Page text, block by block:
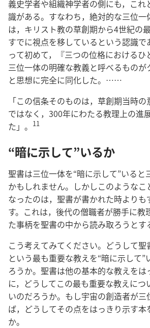
義史学者や組織神学者の側にも，これ
識がある。すなわち，絶対的な三位一
は，キリスト教の草創期から4世紀の
すでに視点を移しているという認識
って初めて，『三つの位格におけるひ
三位一体の明確な教義と呼べるもの
と思想に完全に同化した。……
「この信条そのものは，草創期当時
ではなく，300年にわたる教理上の進
た」。 11
“暗に示して”いるか
聖書は三位一体を“暗に示して”いると
かもしれません。しかしこのような
なったのは，聖書が書かれた時よりも
す。これは，後代の僧職者が勝手に教
た事柄を聖書の中から読み取ろうとす
こう考えてみてください。どうして
という最も重要な教えを“暗に示して
ろうか。聖書は他の基本的な教えを
に，どうしてこの最も重要な教えにつ
いのだろうか。もし宇宙の創造者が三
ば，どうしてその点をはっきり示す本
か。